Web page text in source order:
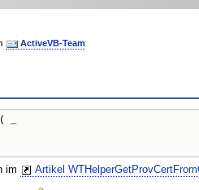
ActiveVB-Team
_
im Artikel